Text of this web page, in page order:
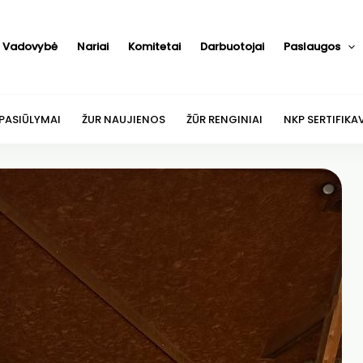
Vadovybė Nariai Komitetai Darbuotojai Paslaugos
ŽUR NAUJIENOS ŽŪR RENGINIAI NKP